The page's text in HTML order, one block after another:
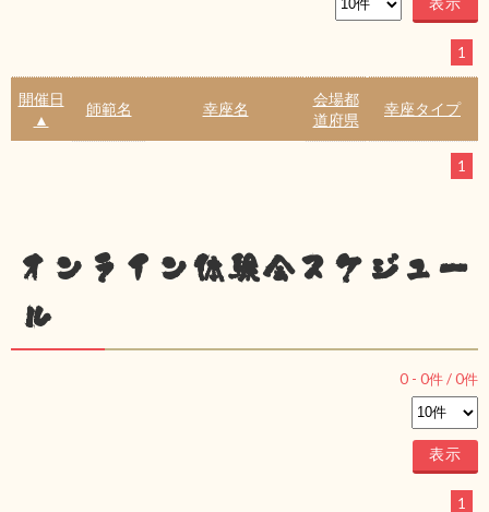
1
開催日
▲
師範名 幸座名
会場都
道府県
幸座タイプ
1
オンライン体験会スケジュー
ル
0 - 0件 /0件
1